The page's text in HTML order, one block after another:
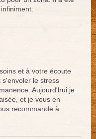
et à votre écoute
s'envoler le stress
Aujourd'hui je
et je vous en
recommande à